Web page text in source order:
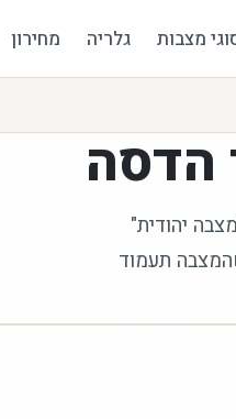
מצבות גלריה מחירון
הדסה
יהודית"
תעמוד